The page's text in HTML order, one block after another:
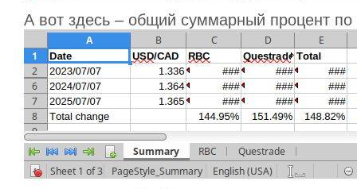
А вот здесь – общий суммарный процент